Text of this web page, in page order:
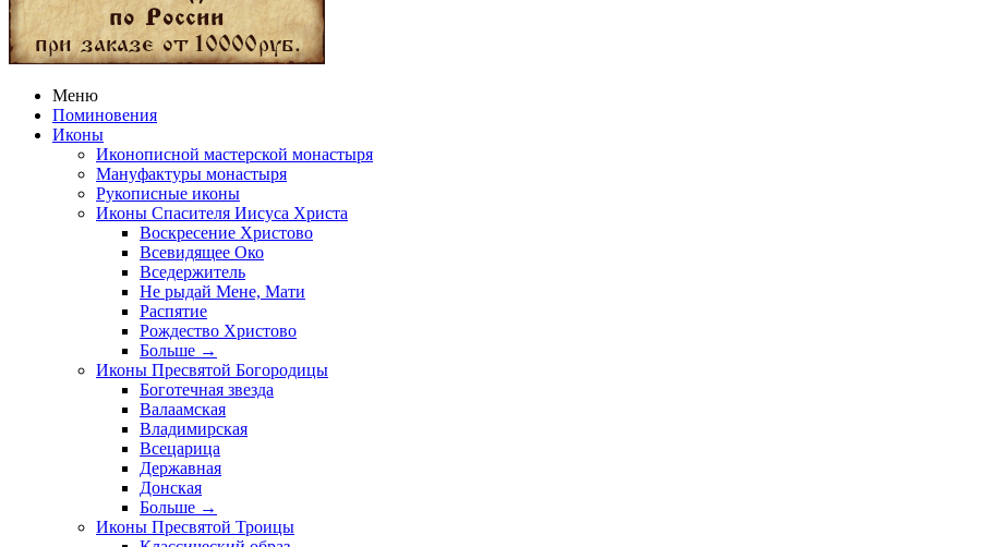
Меню
Поминовения
Иконы
Иконописной мастерской монастыря
Мануфактуры монастыря
Рукописные иконы
Иконы Спасителя Иисуса Христа
Воскресение Христово
Всевидящее Око
Вседержитель
Не рыдай Мене, Мати
Распятие
Рождество Христово
Больше →
Иконы Пресвятой Богородицы
Боготечная звезда
Валаамская
Владимирская
Всецарица
Державная
Донская
Больше →
Иконы Пресвятой Троицы